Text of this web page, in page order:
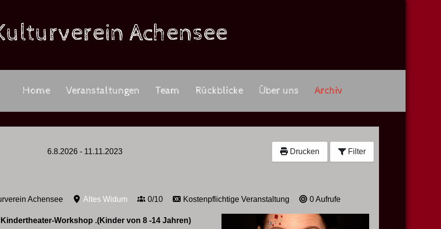
Achensee
Home Veranstaltungen Team Rückblicke Über uns Archiv
6.8.2026 - 11.11.2023 Drucken Filter
Achensee Altes Widum 0/10 Kostenpflichtige Veranstaltung 0 Aufrufe
Workshop .(Kinder von 8 -14 Jahren)